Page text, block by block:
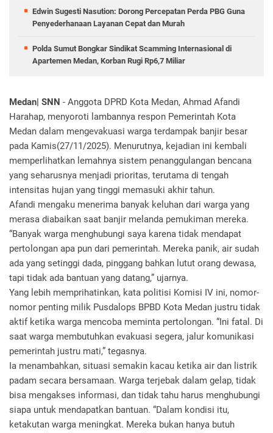
Edwin Sugesti Nasution: Dorong Percepatan Perda PBG Guna
Penyederhanaan Layanan Cepat dan Murah
Polda Sumut Bongkar Sindikat Scamming Internasional di
Apartemen Medan, Korban Rugi Rp6,7 Miliar
Medan| SNN - Anggota DPRD Kota Medan, Ahmad Afandi
Harahap, menyoroti lambannya respon Pemerintah Kota
Medan dalam mengevakuasi warga terdampak banjir besar
pada Kamis(27/11/2025). Menurutnya, kejadian ini kembali
memperlihatkan lemahnya sistem penanggulangan bencana
yang seharusnya menjadi prioritas, terutama di tengah
intensitas hujan yang tinggi memasuki akhir tahun.
Afandi mengaku menerima banyak keluhan dari warga yang
merasa diabaikan saat banjir melanda pemukiman mereka.
“Banyak warga menghubungi saya karena tidak mendapat
pertolongan apa pun dari pemerintah. Mereka panik, air sudah
ada yang setinggi dada, pinggang bahkan lutut orang dewasa,
tapi tidak ada bantuan yang datang,” ujarnya.
Yang lebih memprihatinkan, kata politisi Komisi IV ini, nomor-
nomor penting milik Pusdalops BPBD Kota Medan justru tidak
aktif ketika warga mencoba meminta pertolongan. “Ini fatal. Di
saat warga membutuhkan evakuasi segera, jalur komunikasi
pemerintah justru mati,” tegasnya.
Ia menambahkan, situasi semakin kacau ketika air dan listrik
padam secara bersamaan. Warga terjebak dalam gelap, tidak
bisa mengakses informasi, dan tidak tahu harus menghubungi
siapa untuk mendapatkan bantuan. “Dalam kondisi itu,
ketakutan warga meningkat. Mereka bukan hanya butuh